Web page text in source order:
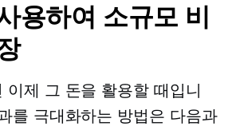
용하여 소규모 비
이제 그 돈을 활용할 때입니
를 극대화하는 방법은 다음과